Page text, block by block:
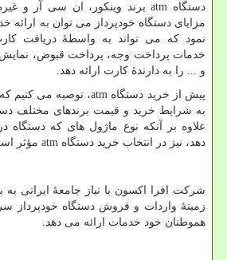
دستگاه atmبرند وینکور، ان سی آر و
مزایای دستگاه خودپرداز می توان به ارائه
نمود که می تواند به واسطۀ دریافت
خدمات پرداخت وجه، پرداخت قبوض،
و ... را به دارندۀ کارت ارائه دهد.
پیش از خرید دستگاه atm، توصیه می کنیم
به شرایط خرید و قیمت برندهای مختلف
علاوه بر آنکه نوع ماژول های که دستگاه
دهد، نیز در انتخاب خرید دستگاه atm مؤثر
شرکت افرا اکسون با نیاز جامعۀ ایرانی به
زمینۀ واردات و فروش دستگاه خودپرداز
هموطنان خود خدمات ارائه می دهد.